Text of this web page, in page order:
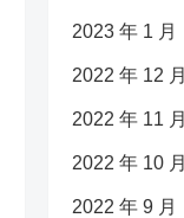
2023 年 1 月
2022 年 12 月
2022 年 11 月
2022 年 10 月
2022 年 9 月